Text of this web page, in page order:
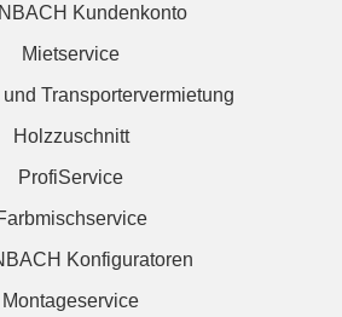
Kundenkonto
Mietservice
Transportervermietung
Holzzuschnitt
ProfiService
Konfiguratoren
Montageservice